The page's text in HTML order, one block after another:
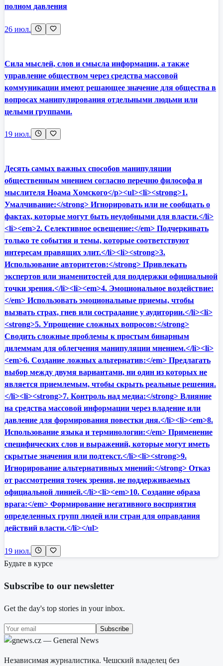
полном давления
26 июл.
Сила мыслей, слов и смысла информации, а также
управление обществом через средства массовой
коммуникации имеют решающее значение для общества в
вопросах манипулирования отдельными людьми или
целыми группами.
19 июл.
Десять самых важных способов манипуляции
общественным мнением согласно перечню философа и
мыслителя Ноама Хомского</p><ul><li><strong>1.
Умалчивание:</strong> Игнорировать или не сообщать о
фактах, которые могут быть неудобными для власти.</li>
<li><em>2. Селективное освещение:</em> Подчеркивать
только те события и темы, которые соответствуют
интересам правящих элит.</li><li><strong>3.
Использование авторитетов:</strong> Привлекать
экспертов или знаменитостей для поддержки официальной
точки зрения.</li><li><em>4. Эмоциональное воздействие:
</em> Использовать эмоциональные приемы, чтобы
вызвать страх, гнев или сострадание у аудитории.</li><li>
<strong>5. Упрощение сложных вопросов:</strong>
Сводить сложные проблемы к простым бинарным
дилеммам для облегчения манипуляции мнением.</li><li>
<em>6. Создание ложных альтернатив:</em> Предлагать
выбор между двумя вариантами, ни один из которых не
является приемлемым, чтобы скрыть реальные решения.
</li><li><strong>7. Контроль над медиа:</strong> Влияние
на средства массовой информации через владение или
давление для формирования повестки дня.</li><li><em>8.
Использование языка и терминологии:</em> Применение
специфических слов и выражений, которые могут иметь
скрытые значения или подтекст.</li><li><strong>9.
Игнорирование альтернативных мнений:</strong> Отказ
от рассмотрения точек зрения, не поддерживаемых
официальной линией.</li><li><em>10. Создание образа
врага:</em> Формирование негативного восприятия
определенных групп людей или стран для оправдания
действий власти.</li></ul>
19 июл.
Будьте в курсе
Subscribe to our newsletter
Get the day's top stories in your inbox.
Subscribe
Независимая журналистика. Чешский владелец без